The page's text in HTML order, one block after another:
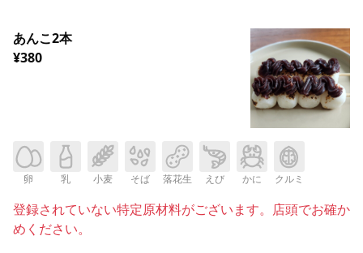
あんこ2本
¥380
卵 乳 小麦 そば 落花生 えび かに クルミ
登録されていない特定原材料がございます。店頭でお確か
めください。